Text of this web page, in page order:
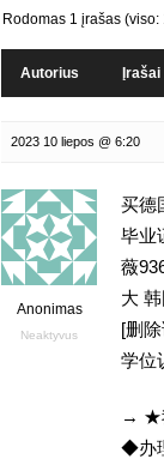
Rodomas 1 įrašas (viso:
Autorius Įrašai
2023 10 liepos @ 6:20
Anonimas
Neaktyvus
买德
毕业
薇
大
[删
学位
→ ★
◆办